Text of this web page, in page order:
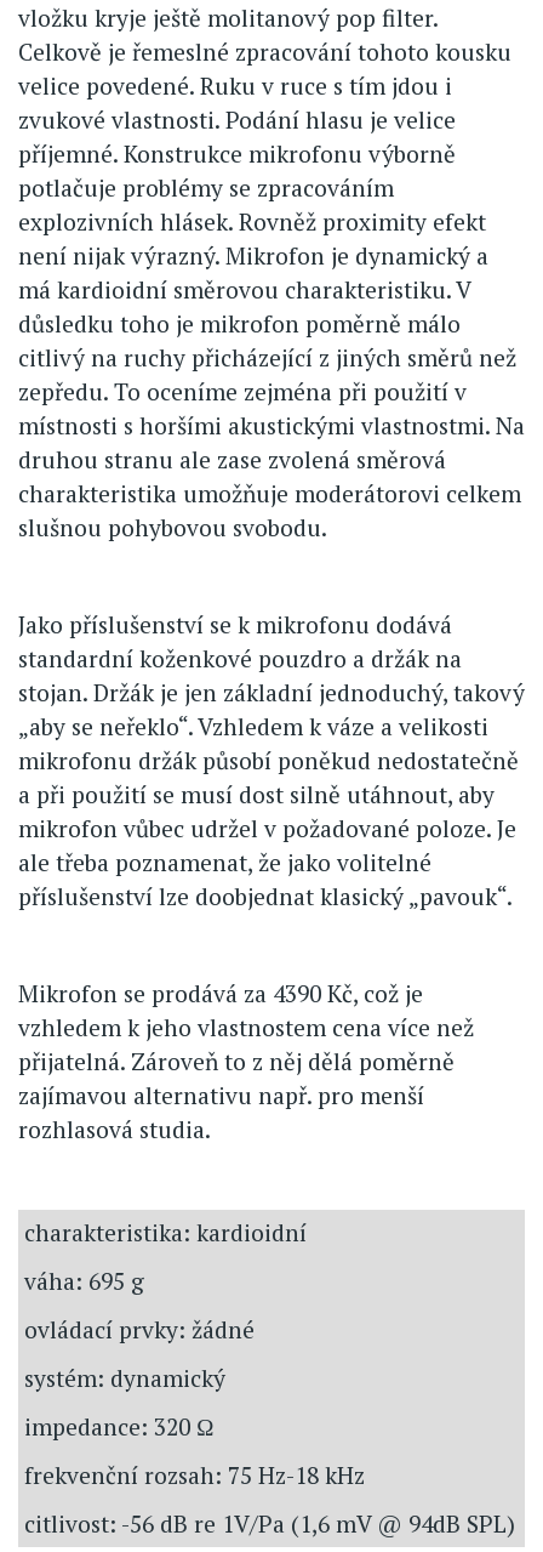
vložku kryje ještě molitanový pop filter.
Celkově je řemeslné zpracování tohoto kousku
velice povedené. Ruku v ruce s tím jdou i
zvukové vlastnosti. Podání hlasu je velice
příjemné. Konstrukce mikrofonu výborně
potlačuje problémy se zpracováním
explozivních hlásek. Rovněž proximity efekt
není nijak výrazný. Mikrofon je dynamický a
má kardioidní směrovou charakteristiku. V
důsledku toho je mikrofon poměrně málo
citlivý na ruchy přicházející z jiných směrů než
zepředu. To oceníme zejména při použití v
místnosti s horšími akustickými vlastnostmi. Na
druhou stranu ale zase zvolená směrová
charakteristika umožňuje moderátorovi celkem
slušnou pohybovou svobodu.
Jako příslušenství se k mikrofonu dodává
standardní koženkové pouzdro a držák na
stojan. Držák je jen základní jednoduchý, takový
„aby se neřeklo“. Vzhledem k váze a velikosti
mikrofonu držák působí poněkud nedostatečně
a při použití se musí dost silně utáhnout, aby
mikrofon vůbec udržel v požadované poloze. Je
ale třeba poznamenat, že jako volitelné
příslušenství lze doobjednat klasický „pavouk“.
Mikrofon se prodává za 4390 Kč, což je
vzhledem k jeho vlastnostem cena více než
přijatelná. Zároveň to z něj dělá poměrně
zajímavou alternativu např. pro menší
rozhlasová studia.
charakteristika: kardioidní
váha: 695 g
ovládací prvky: žádné
systém: dynamický
impedance: 320 Ω
frekvenční rozsah: 75 Hz-18 kHz
citlivost: -56 dB re 1V/Pa (1,6 mV @ 94dB SPL)